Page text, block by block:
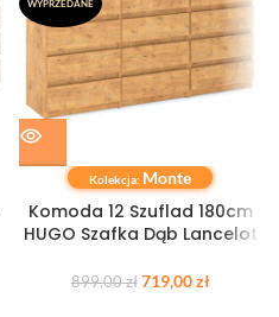
WYPRZEDANE
Kolekcja: Monte
Komoda 12 Szuflad 180cm
HUGO Szafka Dąb Lancelot
899,00zł 719,00zł